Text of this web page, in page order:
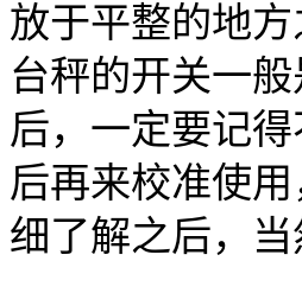
放于平整的地
台秤的开关一
后，一定要记
后再来校准使
细了解之后，